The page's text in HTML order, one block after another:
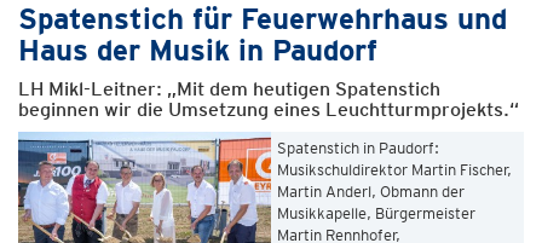
Spatenstich für Feuerwehrhaus und
Haus der Musik in Paudorf
LH Mikl-Leitner: „Mit dem heutigen Spatenstich
beginnen wir die Umsetzung eines Leuchtturmprojekts.“
Spatenstich in Paudorf:
Musikschuldirektor Martin Fischer,
Martin Anderl, Obmann der
Musikkapelle, Bürgermeister
Martin Rennhofer,